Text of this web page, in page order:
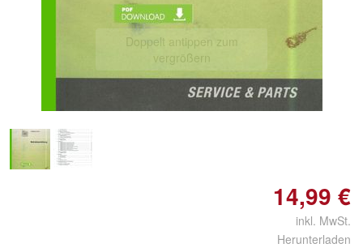
Doppelt antippen zum
vergrößern
14,99 €
inkl. MwSt.
Herunterladen